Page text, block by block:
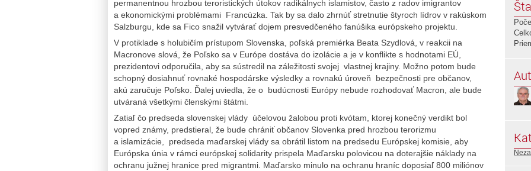
permanentnou hrozbou teroristických útokov radikálnych islamistov, často z radov imigrantov
a ekonomickými problémami Francúzka. Tak by sa dalo zhrnúť stretnutie štyroch lídrov v rakúskom
Salzburgu, kde sa Fico snažil vytvárať dojem presvedčeného fanúšika európskeho projektu.
V protiklade s holubičím prístupom Slovenska, poľská premiérka Beata Szydlová, v reakcii na
Macronove slová, že Poľsko sa v Európe dostáva do izolácie a je v konflikte s hodnotami EÚ,
prezidentovi odporučila, aby sa sústredil na záležitosti svojej vlastnej krajiny. Možno potom bude
schopný dosiahnuť rovnaké hospodárske výsledky a rovnakú úroveň bezpečnosti pre občanov,
akú zaručuje Poľsko. Ďalej uviedla, že o budúcnosti Európy nebude rozhodovať Macron, ale bude
utváraná všetkými členskými štátmi.
Zatiaľ čo predseda slovenskej vlády účelovou žalobou proti kvótam, ktorej konečný verdikt bol
vopred známy, predstieral, že bude chrániť občanov Slovenka pred hrozbou terorizmu
a islamizácie, predseda maďarskej vlády sa obrátil listom na predsedu Európskej komisie, aby
Európska únia v rámci európskej solidarity prispela Maďarsku polovicou na doterajšie náklady na
ochranu južnej hranice pred migrantmi. Maďarsko minulo na ochranu hraníc doposiaľ 800 miliónov